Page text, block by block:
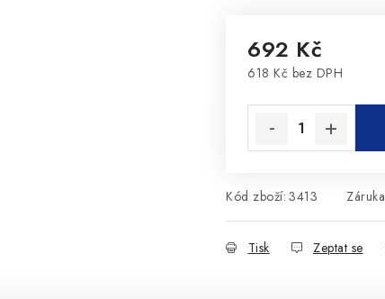
692 Kč
618 Kč bez DPH
Kód zboží: 3413 Záruka
Tisk Zeptat se